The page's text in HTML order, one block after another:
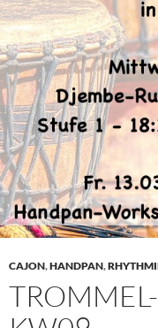
CAJON,HANDPAN,